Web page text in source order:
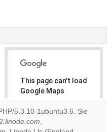
This page can't load
Google Maps
correctly.
Do you
5.3.10-1ubuntu3.6. Sie
,